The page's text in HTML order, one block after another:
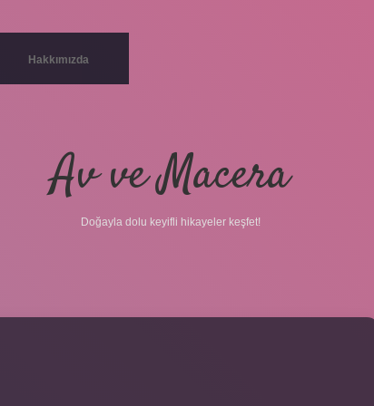
Hakkımızda
Av ve Macera
Doğayla dolu keyifli hikayeler keşfet!